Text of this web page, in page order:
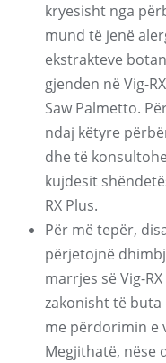
kryesisht nga
mund të jenë
ekstrakteve
gjenden në Vig-
Saw Palmetto.
ndaj këtyre
dhe të
kujdesit
RX Plus.
Për më tepër,
përjetojnë
marrjes së Vig-
zakonisht të buta
me përdorimin e
Megjithatë, nëse